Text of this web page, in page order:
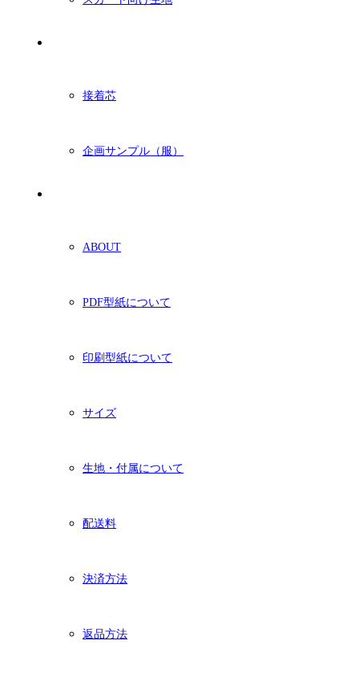
接着芯
企画サンプル（服）
ABOUT
PDF型紙について
印刷型紙について
サイズ
生地・付属について
配送料
決済方法
返品方法